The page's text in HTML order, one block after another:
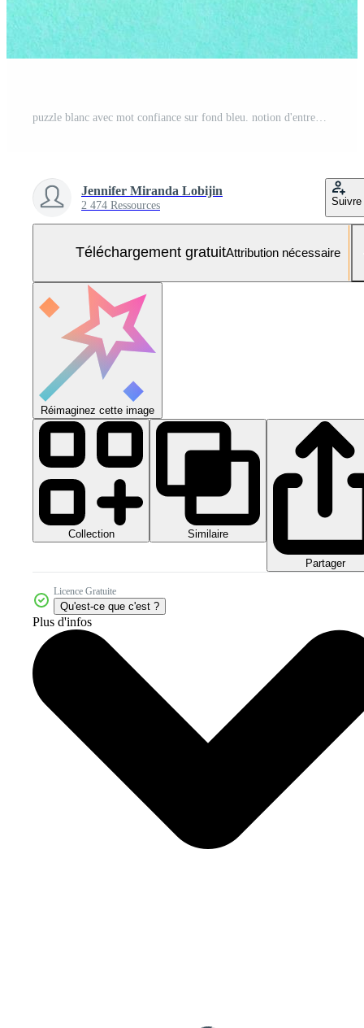
Jennifer Miranda Lobijin
2 474 Ressources Suivre
Téléchargement gratuitAttribution nécessaire
Réimaginez cette image
Collection Similaire
Partager
Licence Gratuite
Qu'est-ce que c'est ?
Plus d'infos